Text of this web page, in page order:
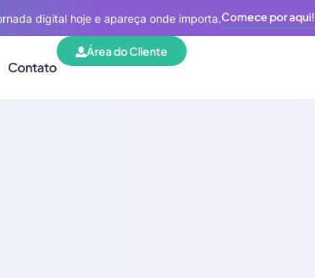
digital hoje e apareça onde importa.Comece por aqui!
Contato
Área do Cliente